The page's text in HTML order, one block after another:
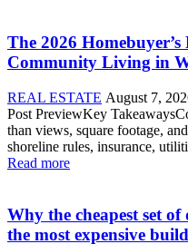
The 2026
Community Living in
REAL ESTATE August 7,
Post PreviewKey
than views, square footage,
shoreline rules, insurance,
Read more
Why the cheapest set
the most expensive build